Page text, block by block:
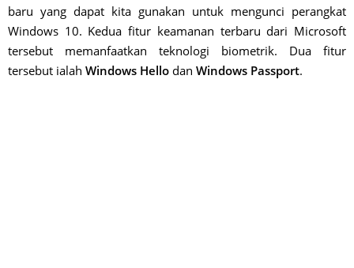
baru yang dapat kita gunakan untuk mengunci perangkat
Windows 10. Kedua fitur keamanan terbaru dari Microsoft
tersebut memanfaatkan teknologi biometrik. Dua fitur
tersebut ialah Windows Hello dan Windows Passport.